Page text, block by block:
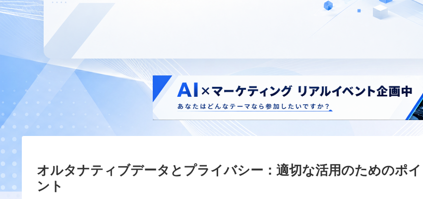
オルタナティブデータとプライバシー：適切な活用のためのポイ
ント